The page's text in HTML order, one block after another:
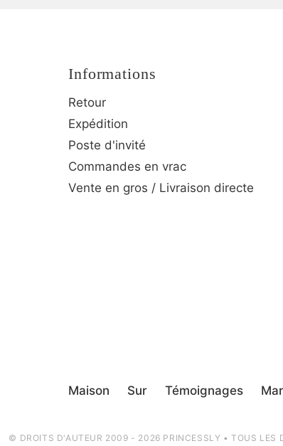
Informations
Retour
Expédition
Poste d'invité
Commandes en vrac
Vente en gros / Livraison directe
Maison Sur Témoignages
© DROITS D'AUTEUR 2009 - 2026 PRINCESSLY • TOUS LES